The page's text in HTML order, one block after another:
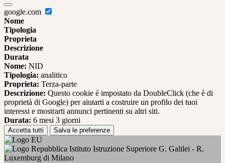
google.com
Nome
Tipologia
Proprieta
Descrizione
Durata
Nome: NID
Tipologia: analitico
Proprieta: Terza-parte
Descrizione: Questo cookie è impostato da DoubleClick (che è di
proprietà di Google) per aiutarti a costruire un profilo dei tuoi
interessi e mostrarti annunci pertinenti su altri siti.
Durata: 6 mesi 3 giorni
Accetta tutti Salva le preferenze
Istituto Istruzione Superiore G. Galilei - R.
Luxemburg di Milano